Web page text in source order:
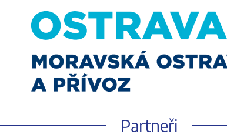
Partneři